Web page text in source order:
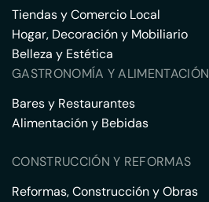
Tiendas y Comercio Local
Hogar, Decoración y Mobiliario
Belleza y Estética
GASTRONOMÍA Y ALIMENTACIÓN
Bares y Restaurantes
Alimentación y Bebidas
CONSTRUCCIÓN Y REFORMAS
Reformas, Construcción y Obras